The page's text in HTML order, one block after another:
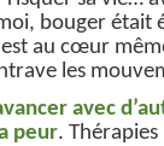
bouger était
au cœur
les
avec
peur.